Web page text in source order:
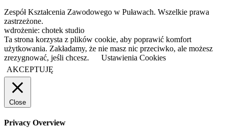
Zespół Kształcenia Zawodowego w Puławach. Wszelkie prawa
zastrzeżone.
wdrożenie: chotek studio
Ta strona korzysta z plików cookie, aby poprawić komfort
użytkowania. Zakładamy, że nie masz nic przeciwko, ale możesz
zrezygnować, jeśli chcesz.
Ustawienia Cookies
AKCEPTUJĘ
Close
Privacy Overview